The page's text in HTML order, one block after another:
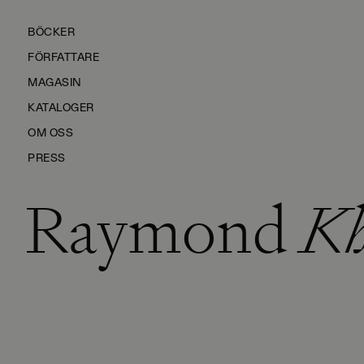
BÖCKER
FÖRFATTARE
MAGASIN
KATALOGER
OM OSS
PRESS
KONTAKTA OSS
HÅLLBARHET
Raymond